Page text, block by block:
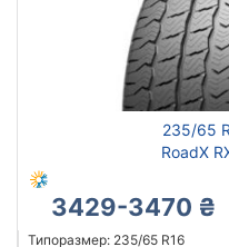
235/65
RoadX
3429-3470 ₴
Типоразмер: 235/65 R16